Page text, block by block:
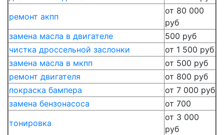
ремонт акпп
от 80 000
руб
замена масла в двигателе
500 руб
чистка дроссельной заслонки
от 1 500 руб
замена масла в мкпп
от 500 руб
ремонт двигателя
от 800 руб
покраска бампера
от 7 000 руб
замена бензонасоса
от 700
тонировка
от 3 000
руб